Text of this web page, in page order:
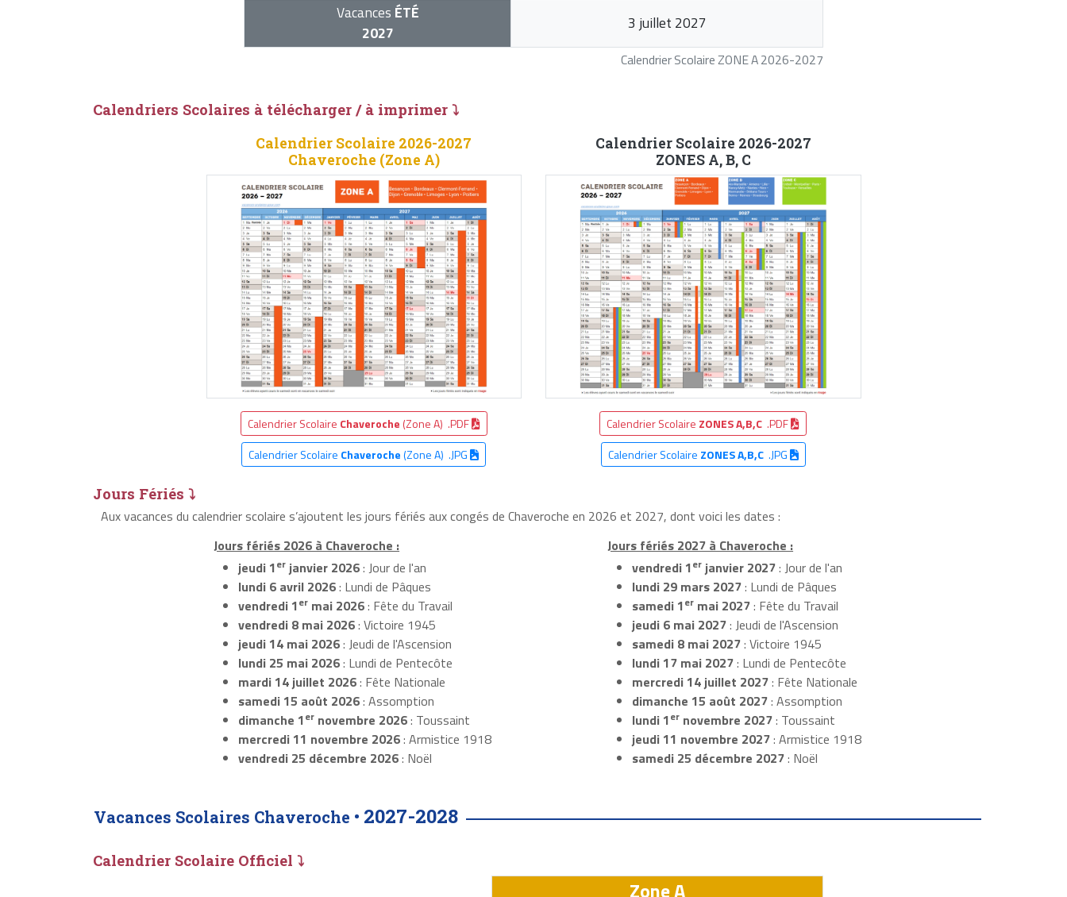
Calendrier Scolaire ZONE A 2026-2027
Vacances ÉTÉ
2027
3 juillet 2027
Calendriers Scolaires à télécharger / à imprimer ⤵
Calendrier Scolaire 2026-2027
Chaveroche (Zone A)
Calendrier Scolaire Chaveroche (Zone A) .PDF
Calendrier Scolaire Chaveroche(Zone A) .JPG
Calendrier Scolaire 2026-2027
ZONES A, B, C
Calendrier Scolaire ZONES A,B,C .PDF
Calendrier Scolaire ZONES A,B,C.JPG
Jours Fériés ⤵
Aux vacances du calendrier scolaire s’ajoutent les jours fériés aux congés de Chaveroche en 2026 et 2027, dont voici les dates :
Jours fériés 2026 à Chaveroche :
jeudi 1erjanvier 2026: Jour de l'an
lundi 6 avril 2026: Lundi de Pâques
vendredi 1ermai 2026: Fête du Travail
vendredi 8 mai 2026: Victoire 1945
jeudi 14 mai 2026: Jeudi de l'Ascension
lundi 25 mai 2026: Lundi de Pentecôte
mardi 14 juillet 2026: Fête Nationale
samedi 15 août 2026: Assomption
dimanche 1ernovembre 2026: Toussaint
mercredi 11 novembre 2026: Armistice 1918
vendredi 25 décembre 2026: Noël
Jours fériés 2027 à Chaveroche :
vendredi 1erjanvier 2027: Jour de l'an
lundi 29 mars 2027: Lundi de Pâques
samedi 1ermai 2027: Fête du Travail
jeudi 6 mai 2027: Jeudi de l'Ascension
samedi 8 mai 2027: Victoire 1945
lundi 17 mai 2027: Lundi de Pentecôte
mercredi 14 juillet 2027: Fête Nationale
dimanche 15 août 2027: Assomption
lundi 1ernovembre 2027: Toussaint
jeudi 11 novembre 2027: Armistice 1918
samedi 25 décembre 2027: Noël
Vacances Scolaires Chaveroche • 2027-2028
Calendrier Scolaire Officiel ⤵
Zone A